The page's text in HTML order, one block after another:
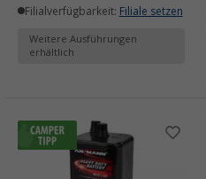
Filialverfügbarkeit: Filiale setzen
Weitere Ausführungen
erhältlich